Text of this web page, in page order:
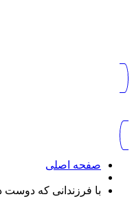
صفحه اصلی
با فرزندانی که دوست